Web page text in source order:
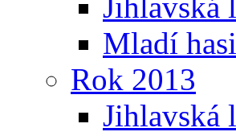
Mladí
Rok 2013
Jihlavská